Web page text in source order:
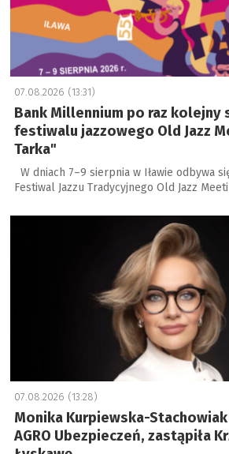
07.08.2026 (13:31)
Bank Millennium po raz kolejny
festiwalu jazzowego Old Jazz
Tarka"
W dniach 7–9 sierpnia w Iławie odbywa
Festiwal Jazzu Tradycyjnego Old Jazz
a
07.08.2026 (13:28)
Monika Kurpiewska-
AGRO Ubezpieczeń, zastąpiła